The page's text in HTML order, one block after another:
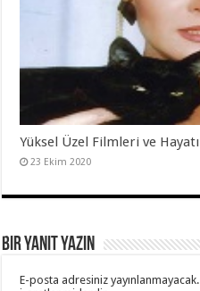
Yüksel Üzel Filmleri ve Hayatı
23 Ekim 2020
Bir yanıt yazın
E-posta adresiniz yayınlanmayacak.